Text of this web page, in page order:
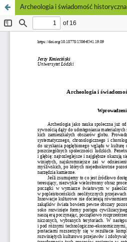
Archeologia i świadomość historyczna